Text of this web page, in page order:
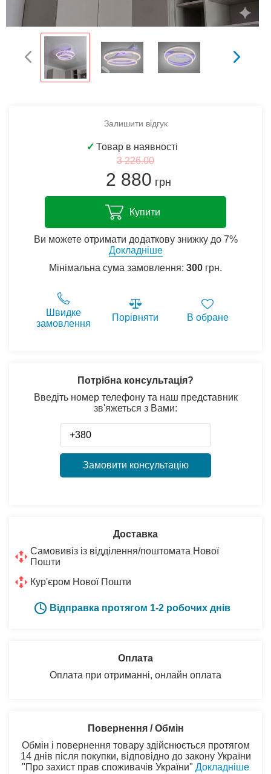
Залишити відгук
✓ Товар в наявності
3 226.00
2 880 грн
Купити
Ви можете отримати додаткову знижку до 7%
Докладніше
Мінімальна сума замовлення: 300 грн.
Швидке
замовлення
Порівняти В обране
Потрібна консультація?
Введіть номер телефону та наш представник
зв'яжеться з Вами:
Замовити консультацію
Доставка
Самовивіз із відділення/поштомата Нової
Пошти
Кур'єром Нової Пошти
Відправка протягом 1-2 робочих днів
Оплата
Оплата при отриманні, онлайн оплата
Повернення / Обмін
Обмін і повернення товару здійснюється протягом
14 днів після покупки, відповідно до закону України
"Про захист прав споживачів України" Докладніше